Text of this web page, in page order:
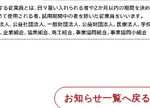
お知らせ一覧へ戻る